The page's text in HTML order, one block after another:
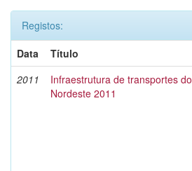
Registos:
Data
Título
2011
Infraestrutura de transportes do
Nordeste 2011